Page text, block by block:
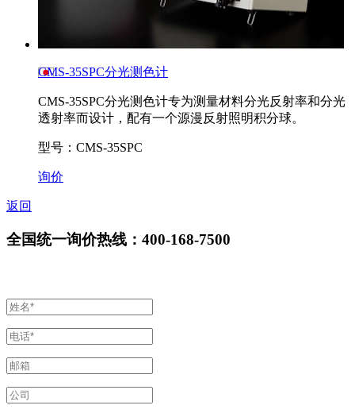
CMS-35SPC分光测色计
CMS-35SPC分光测色计专为测量材料分光反射率和分光
透射率而设计，配有一个源漫反射照明积分球。
型号：CMS-35SPC
询价
返回
全国统一询价热线：400-168-7500